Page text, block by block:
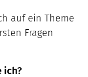
auf ein Theme
Fragen
ich?